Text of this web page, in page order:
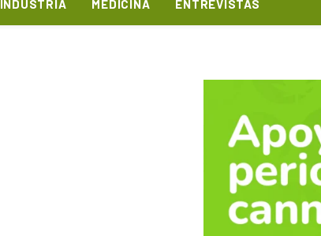
INDUSTRIA MEDICINA ENTREVISTAS